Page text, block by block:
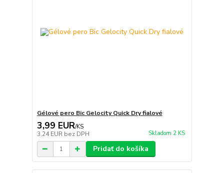
Gélové pero Bic Gelocity Quick Dry fialové
3,99 EUR/KS
3,24 EUR bez DPH Skladom 2 KS
Pridať do košíka